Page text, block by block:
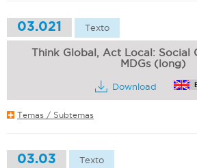
03.021 Texto
Think Global, Act Local: Social
MDGs (long)
Download
Temas / Subtemas
03.03 Texto